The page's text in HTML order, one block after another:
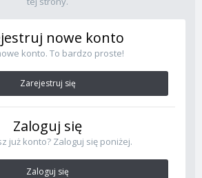
nowe konto
konto. To bardzo proste!
Zarejestruj się
Zaloguj się
już konto? Zaloguj się poniżej.
Zaloguj się